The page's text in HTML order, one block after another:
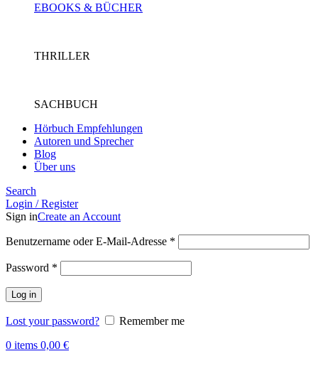
EBOOKS & BÜCHER
THRILLER
SACHBUCH
Hörbuch Empfehlungen
Autoren und Sprecher
Blog
Über uns
Search
Login / Register
Sign inCreate an Account
Benutzername oder E-Mail-Adresse *
Password *
Log in
Lost your password?
Remember me
0 items 0,00 €